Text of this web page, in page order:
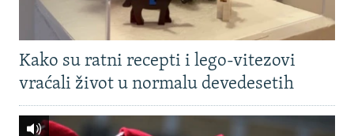
Kako su ratni recepti i lego-vitezovi
vraćali život u normalu devedesetih